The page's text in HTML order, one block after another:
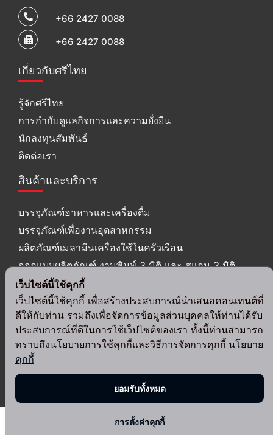
+66 2427 0088
+66 2427 0088
เกี่ยวกับศรีไทย
รู้จักศรีไทย
การกำกับดูแลกิจการและความยั่งยืน
นักลงทุนสัมพันธ์
ติดต่อเรา
สินค้าและบริการ
บรรจุภัณฑ์อาหารและเครื่องดื่ม
บรรจุภัณฑ์เพื่องานอุตสาหกรรม
ผลิตภัณฑ์เมลามีนเครื่องใช้ในครัวเรือน
ออกแบบผลิตภัณฑ์ งานพิมพ์ 3 มิติ และ สแกน 3 มิติ
ติดตามเรา
© 2024 Srithai Superware Public Company Limited. All Rights
Reserved.
เว็บไซต์นี้ใช้คุกกี้
เว็ปไซต์นี้ใช้คุกกี้ เพื่อสร้างประสบการณ์นำเสนอคอนเทนต์ที่
ดีให้กับท่าน รวมถึงเพื่อจัดการข้อมูลส่วนบุคคลให้ท่านได้รับ
ประสบการณ์ที่ดีในการใช้เว็ปไซต์ของเรา ทั้งนี้ท่านสามารถ
ทราบถึงนโยบายการใช้คุกกี้และวิธีการจัดการคุกกี้ นโยบาย
คุกกี้
ยอมรับทั้งหมด
การตั้งค่าคุกกี้